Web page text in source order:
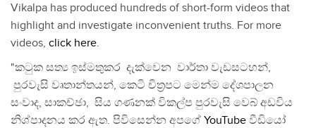
Vikalpa has produced hundreds of short-form videos that
highlight and investigate inconvenient truths. For more
videos, click here.
"කටුක සත්‍ය ඉස්මතුකර දැක්වෙන වාර්තා වැඩසටහන්,
පුරවැසි වෘතාන්තයන්, කෙටි චිත්‍රපට මෙන්ම දේශපාලන
සංවාද, සාකච්ඡා, සිය ගණනක් විකල්ප පුරවැසි වෙබ් අඩවිය
නිශ්පාදනය කර ඇත. පිවිසෙන්න අපගේ YouTube වීඩියෝ